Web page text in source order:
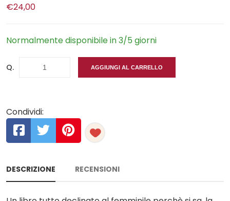
€24,00
Normalmente disponibile in 3/5 giorni
Q. AGGIUNGI AL CARRELLO
Condividi:
DESCRIZIONE RECENSIONI